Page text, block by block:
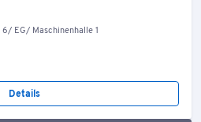
EG/ Maschinenhalle 1
Details